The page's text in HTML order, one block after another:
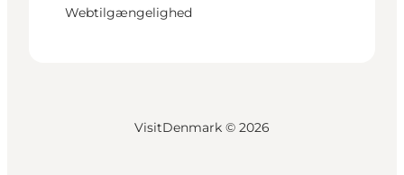
Webtilgængelighed
VisitDenmark © 2026